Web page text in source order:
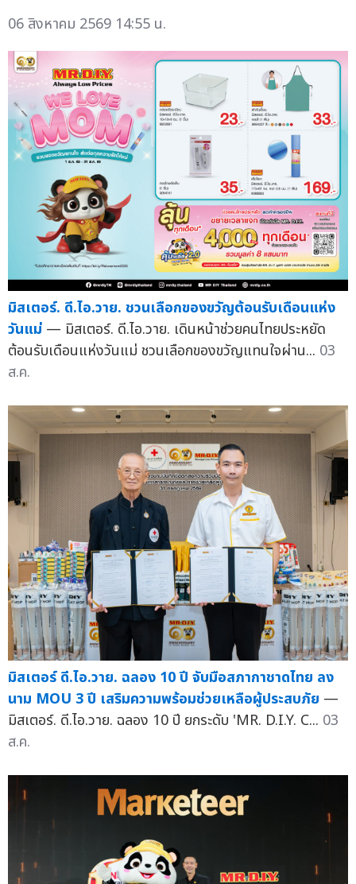
06 สิงหาคม 2569 14:55 น.
มิสเตอร์. ดี.ไอ.วาย. ชวนเลือกของขวัญต้อนรับเดือนแห่ง
วันแม่ — มิสเตอร์. ดี.ไอ.วาย. เดินหน้าช่วยคนไทยประหยัด
ต้อนรับเดือนแห่งวันแม่ ชวนเลือกของขวัญแทนใจผ่าน... 03
ส.ค.
มิสเตอร์ ดี.ไอ.วาย. ฉลอง 10 ปี จับมือสภากาชาดไทย ลง
นาม MOU 3 ปี เสริมความพร้อมช่วยเหลือผู้ประสบภัย —
มิสเตอร์. ดี.ไอ.วาย. ฉลอง 10 ปี ยกระดับ 'MR. D.I.Y. C... 03
ส.ค.